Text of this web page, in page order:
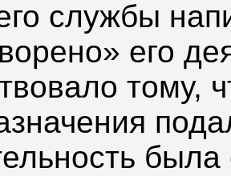
службы
его
тому,